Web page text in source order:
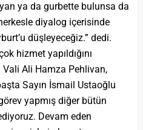
ya da gurbette bulunsa da
diyalog içerisinde
düşleyeceğiz.” dedi.
hizmet yapıldığını
Ali Hamza Pehlivan,
Sayın İsmail Ustaoğlu
yapmış diğer bütün
Devam eden